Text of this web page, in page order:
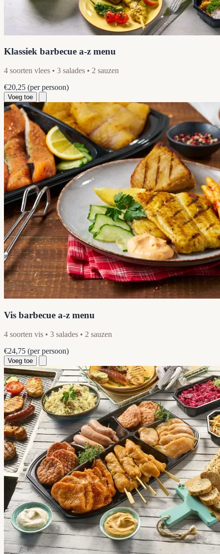
Klassiek barbecue a-z menu
4 soorten vlees • 3 salades • 2 sauzen
€20,25 (per persoon)
Voeg toe
Vis barbecue a-z menu
4 soorten vis • 3 salades • 2 sauzen
€24,75 (per persoon)
Voeg toe